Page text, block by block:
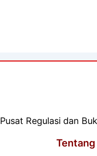
Pusat Regulasi dan
Tentang